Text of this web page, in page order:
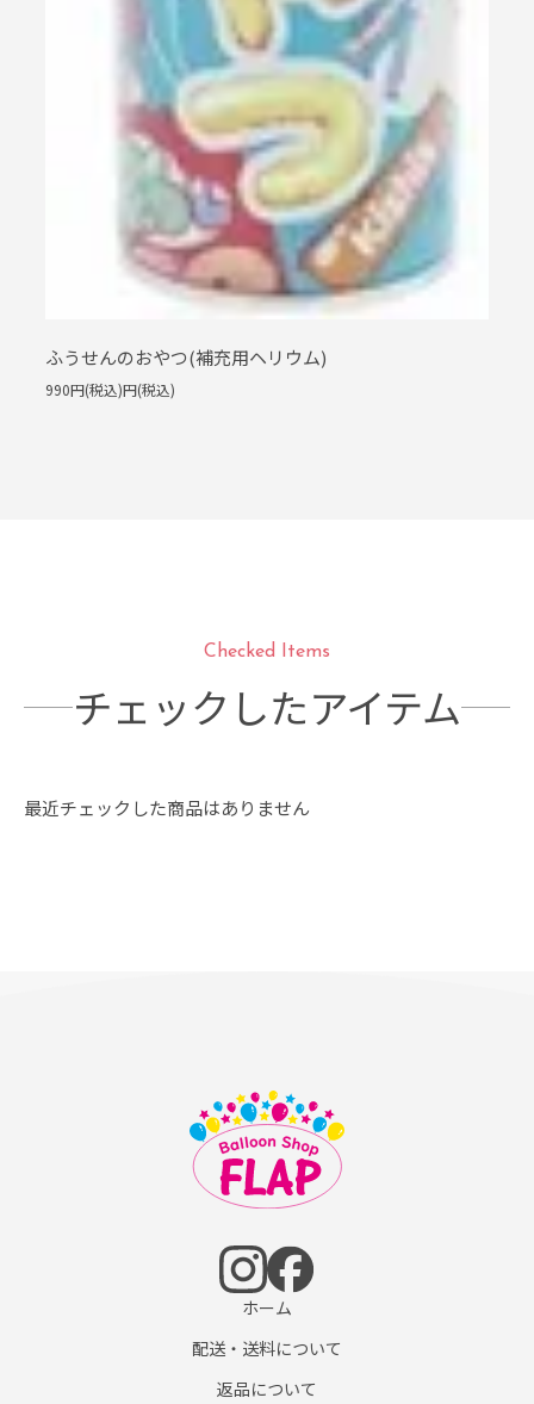
ふうせんのおやつ(補充用ヘリウム)
990円(税込)円(税込)
Checked Items
チェックしたアイテム
最近チェックした商品はありません
ホーム
配送・送料について
返品について